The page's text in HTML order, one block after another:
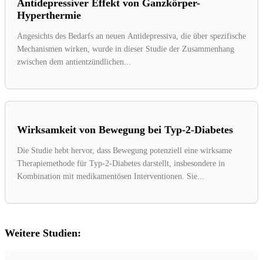
Antidepressiver Effekt von Ganzkörper-
Hyperthermie
Angesichts des Bedarfs an neuen Antidepressiva, die über spezifische
Mechanismen wirken, wurde in dieser Studie der Zusammenhang
zwischen dem antientzündlichen...
Wirksamkeit von Bewegung bei Typ-2-Diabetes
Die Studie hebt hervor, dass Bewegung potenziell eine wirksame
Therapiemethode für Typ-2-Diabetes darstellt, insbesondere in
Kombination mit medikamentösen Interventionen. Sie...
Weitere Studien: